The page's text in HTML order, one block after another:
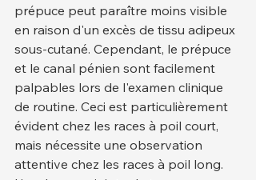
prépuce peut paraître moins visible
en raison d'un excès de tissu adipeux
sous-cutané. Cependant, le prépuce
et le canal pénien sont facilement
palpables lors de l'examen clinique
de routine. Ceci est particulièrement
évident chez les races à poil court,
mais nécessite une observation
attentive chez les races à poil long.